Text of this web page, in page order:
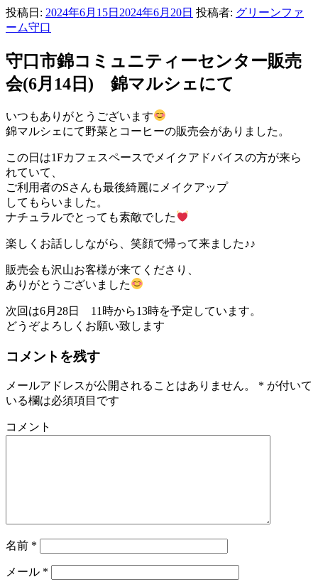
投稿日: 2024年6月15日 2024年6月20日 投稿者: グリーンファ
ーム守口
守口市錦コミュニティーセンター販売
会(6月14日) 錦マルシェにて
いつもありがとうございます
錦マルシェにて野菜とコーヒーの販売会がありました。
この日は1Fカフェスペースでメイクアドバイスの方が来ら
れていて、
ご利用者のSさんも最後綺麗にメイクアップ
してもらいました。
ナチュラルでとっても素敵でした
楽しくお話ししながら、笑顔で帰って来ました♪♪
販売会も沢山お客様が来てくださり、
ありがとうございました
次回は6月28日 11時から13時を予定しています。
どうぞよろしくお願い致します
コメントを残す
メールアドレスが公開されることはありません。 * が付いて
いる欄は必須項目です
コメント
名前 *
メール *